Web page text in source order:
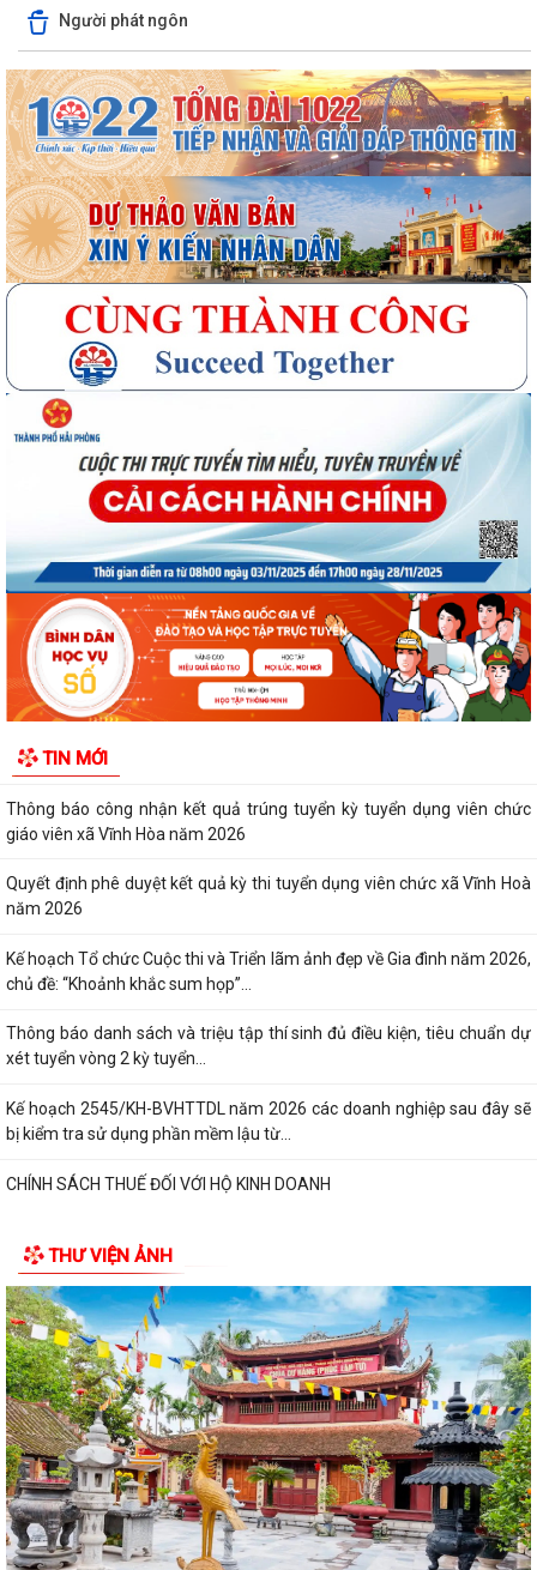
Người phát ngôn
TIN MỚI
Quyết định số 3091/QĐ-UBND ngày 05/8/2026 của UBND thành phố
Về việc công bố thủ tục hành chính ban...
Quyết định số 3095/QĐ-UBND ngày 05/8/2026 của UBND thành phố
Về việc công bố danh mục thủ tục hành...
Quyết định công bố Người phát ngôn xã Vĩnh Hoà
Thông báo đấu giá Quyền sử dụng đất tại thôn Xuân Hùng ( cũ), xã
Vĩnh Hòa, thành phố Hải Phòng.
VI PHẠM HÀNH CHÍNH TRONG LĨNH VỰC ĐẦU TƯ KINH DOANH
Thông báo công nhận kết quả trúng tuyển kỳ tuyển dụng viên chức
giáo viên xã Vĩnh Hòa năm 2026
Quyết định phê duyệt kết quả kỳ thi tuyển dụng viên chức xã Vĩnh Hoà
năm 2026
Kế hoạch Tổ chức Cuộc thi và Triển lãm ảnh đẹp về Gia đình năm 2026,
chủ đề: “Khoảnh khắc sum họp”...
Thông báo danh sách và triệu tập thí sinh đủ điều kiện, tiêu chuẩn dự
xét tuyển vòng 2 kỳ tuyển...
Kế hoạch 2545/KH-BVHTTDL năm 2026 các doanh nghiệp sau đây sẽ
bị kiểm tra sử dụng phần mềm lậu từ...
CHÍNH SÁCH THUẾ ĐỐI VỚI HỘ KINH DOANH
5 điều hộ kinh doanh có doanh thu dưới 1 tỷ đồng cần lưu ý theo quy
định mới
Thông báo về việc nâng lương trước hạn đối với cán bộ
UBND XÃ VĨNH HÒA TỔ CHỨC NGÀY CHẠY OLYMPIC VÌ SỨC KHỎE
TOÀN DÂN NĂM 2026
XÃ VĨNH HÒA TỔ CHỨC TẬP HUẤN, DIỄN TẬP CÁC PHẦN VIỆC TRONG
NGÀY BẦU CỬ
Thông báo về ngày bầu cử, địa điểm bỏ phiếu, thời gian bỏ phiếu bầu
THƯ VIỆN ẢNH